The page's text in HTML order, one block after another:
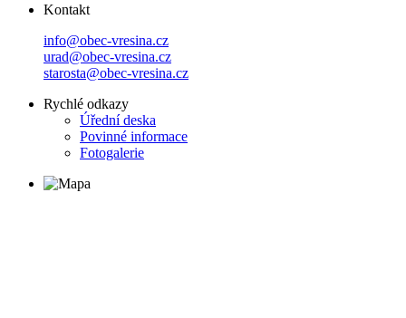
Kontakt
info@obec-vresina.cz
urad@obec-vresina.cz
starosta@obec-vresina.cz
Rychlé odkazy
Úřední deska
Povinné informace
Fotogalerie